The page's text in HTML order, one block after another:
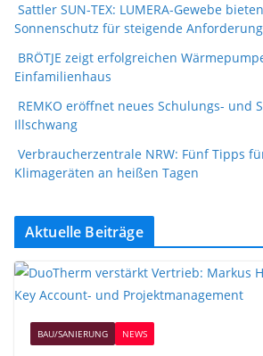
Sattler SUN-TEX: LUMERA-Gewebe
Sonnenschutz für steigende
BRÖTJE zeigt erfolgreichen
Einfamilienhaus
REMKO eröffnet neues Schulungs- und
Illschwang
Verbraucherzentrale NRW: Fünf Tipps
Klimageräten an heißen Tagen
Aktuelle Beiträge
BAU/SANIERUNG NEWS